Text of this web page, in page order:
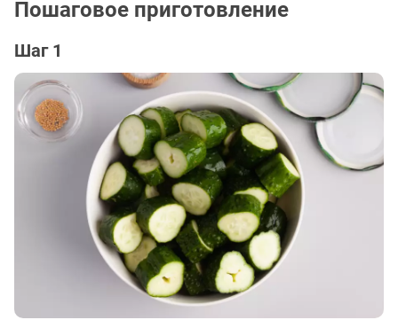
Пошаговое приготовление
Шаг 1